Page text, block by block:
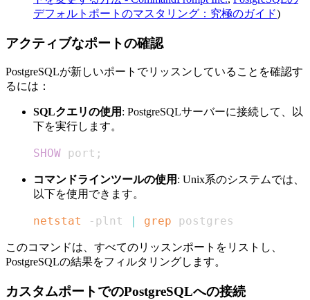
デフォルトポートのマスタリング：究極のガイド)
アクティブなポートの確認
PostgreSQLが新しいポートでリッスンしていることを確認す
るには：
SQLクエリの使用 : PostgreSQLサーバーに接続して、以
下を実行します。
SHOW port ;
コマンドラインツールの使用 : Unix系のシステムでは、
以下を使用できます。
netstat -plnt grep postgres
このコマンドは、すべてのリッスンポートをリストし、
PostgreSQLの結果をフィルタリングします。
カスタムポートでのPostgreSQLへの接続